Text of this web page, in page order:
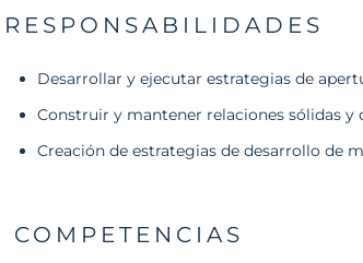
RESPONSABILIDADES
Desarrollar y ejecutar estrategias de
Construir y mantener relaciones sólidas y
Creación de estrategias de desarrollo de
COMPETENCIAS